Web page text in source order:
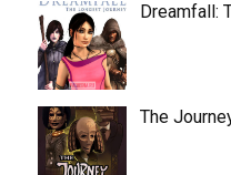
Dreamfall:
The